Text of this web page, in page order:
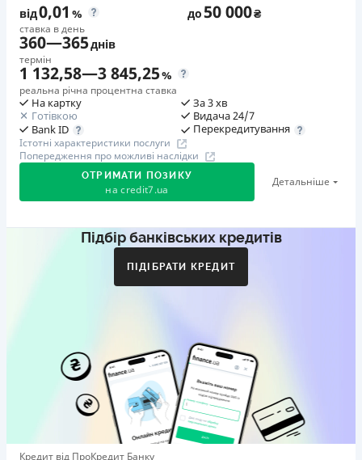
від0,01 %
ставка в день
до50 000₴
360—365днів
термін
1 132,58—3 845,25%
реальна річна процентна ставка
На картку
Готівкою
Bank ID
За 3 хв
Видача 24/7
Перекредитування
Істотні характеристики послуги
Попередження про можливі наслідки
ОТРИМАТИ ПОЗИКУ
на credit7.ua
Детальніше
Акція: «Кешбек за друга»
Коли друг реєструється та отримує перший кредит
Бронзовий призер FinAwards 2026 «Найкраща програма
лояльності»
Перший займ
вiд 0,01%/день до 30 000 ₴
Повторний займ
Підбір банківських кредитів
ПІДІБРАТИ КРЕДИТ
Кредит від ПроКредит Банку